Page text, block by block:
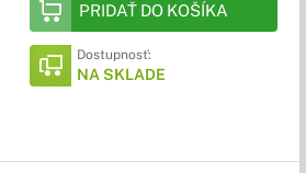
HP sú ideálne pre hráčov a
PRIDAŤ DO KOŠÍKA
Dostupnosť:
NA SKLADE